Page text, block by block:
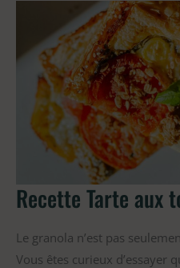
Recette Tarte aux
Le granola n’est pas
Vous êtes curieux d’essayer
aux
tomates